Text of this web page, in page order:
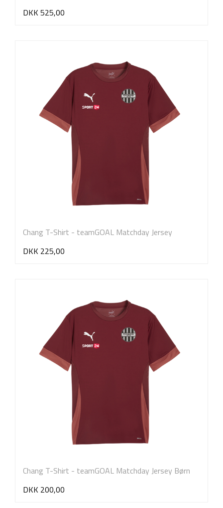
DKK 525,00
Chang T-Shirt - teamGOAL Matchday Jersey
DKK 225,00
Chang T-Shirt - teamGOAL Matchday Jersey Børn
DKK 200,00